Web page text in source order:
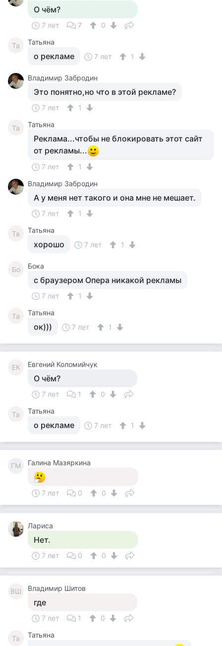
О чём?
7 лет 7 0
Та Татьяна
о рекламе 7 лет 1
Владимир Забродин
Это понятно,но что в этой рекламе?
7 лет 1
Та Татьяна
Реклама...чтобы не блокировать этот сайт
от рекламы...
7 лет
1
Владимир Забродин
А у меня нет такого и она мне не мешает.
7 лет 1
Та Татьяна
хорошо 7 лет 1
Бо Бока
с браузером Опера никакой рекламы
7 лет 1
Та Татьяна
ок))) 7 лет 1
ЕК Евгений Коломийчук
О чём?
7 лет 1 0
Та Татьяна
о рекламе 7 лет 1
ГМ Галина Мазяркина
7 лет 0 0
Лариса
Нет.
7 лет 0 0
ВШ Владимир Шитов
где
7 лет 1 0
Та Татьяна